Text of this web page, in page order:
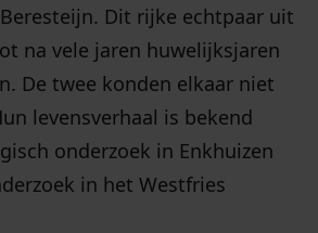
Dit rijke echtpaar uit
na vele jaren huwelijksjaren
De twee konden elkaar niet
levensverhaal is bekend
onderzoek in Enkhuizen
in het Westfries